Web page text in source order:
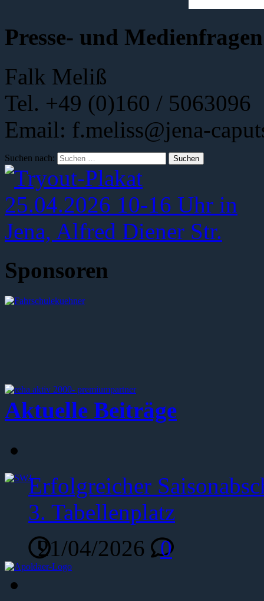
Presse- und Medienfragen
Falk Meliß
Tel. +49 (0)160 / 5063096
Email: f.meliss@jena-
Suchen nach:
Sponsoren
Aktuelle Beiträge
Erfolgreicher
3. Tabellenplatz
21/04/2026
0